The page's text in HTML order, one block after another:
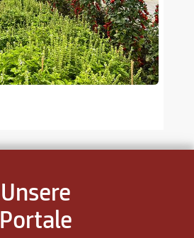
Unsere
Portale